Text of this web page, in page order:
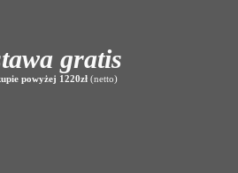
gratis
powyżej 1220zł(netto)